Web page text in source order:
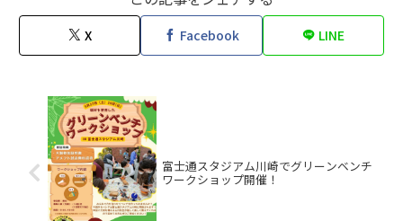
X Facebook LINE
富士通スタジアム川崎でグリーンベンチ
ワークショップ開催！